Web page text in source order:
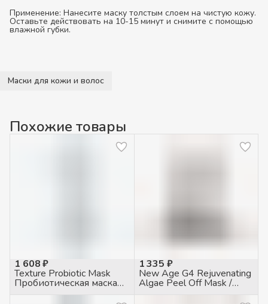
Применение: Нанесите маску толстым слоем на чистую кожу.
Оставьте действовать на 10-15 минут и снимите с помощью
влажной губки.
Маски для кожи и волос
Похожие товары
1 608 ₽
Texture Probiotic Mask
Пробиотическая маска
мини, 15мл
1 335 ₽
New Age G4 Rejuvenating
Algae Peel Off Mask /
Маска альгинатная, 30гр